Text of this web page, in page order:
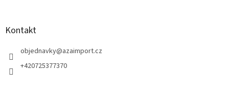
Kontakt
objednavky@azaimport.cz
+420725377370